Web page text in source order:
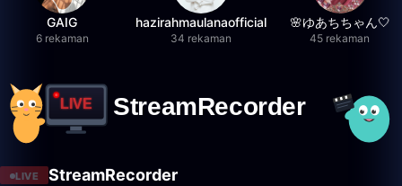
GAIG
6 rekaman
hazirahmaulanaofficial
34 rekaman
🌸ゆあちちゃん🤍
45 rekaman
LIVE StreamRecorder